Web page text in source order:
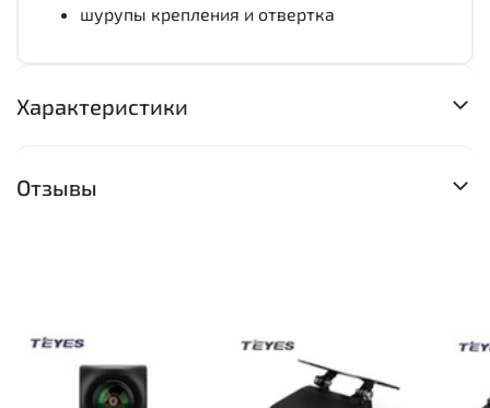
шурупы крепления и отвертка
Характеристики
Отзывы